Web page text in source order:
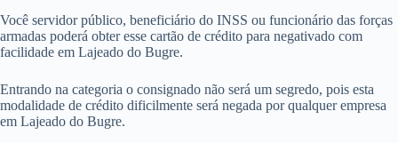
Você servidor público, beneficiário do INSS ou funcionário das forças
armadas poderá obter esse cartão de crédito para negativado com
facilidade em Lajeado do Bugre.
Entrando na categoria o consignado não será um segredo, pois esta
modalidade de crédito dificilmente será negada por qualquer empresa
em Lajeado do Bugre.